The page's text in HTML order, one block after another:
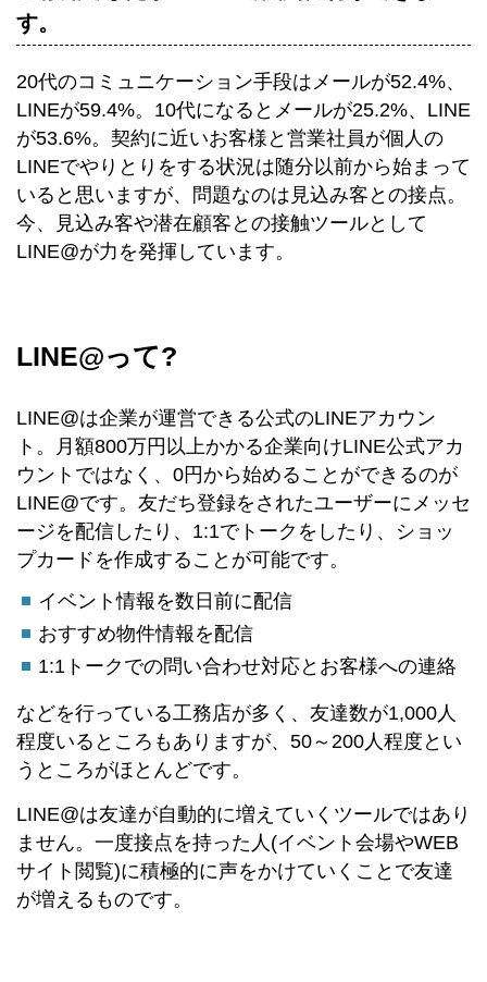
す。
20代のコミュニケーション手段はメールが52.4%、
LINEが59.4%。10代になるとメールが25.2%、LINE
が53.6%。契約に近いお客様と営業社員が個人の
LINEでやりとりをする状況は随分以前から始まって
いると思いますが、問題なのは見込み客との接点。
今、見込み客や潜在顧客との接触ツールとして
LINE@が力を発揮しています。
LINE@って?
LINE@は企業が運営できる公式のLINEアカウン
ト。月額800万円以上かかる企業向けLINE公式アカ
ウントではなく、0円から始めることができるのが
LINE@です。友だち登録をされたユーザーにメッセ
ージを配信したり、1:1でトークをしたり、ショッ
プカードを作成することが可能です。
イベント情報を数日前に配信
おすすめ物件情報を配信
1:1トークでの問い合わせ対応とお客様への連絡
などを行っている工務店が多く、友達数が1,000人
程度いるところもありますが、50～200人程度とい
うところがほとんどです。
LINE@は友達が自動的に増えていくツールではあり
ません。一度接点を持った人(イベント会場やWEB
サイト閲覧)に積極的に声をかけていくことで友達
が増えるものです。